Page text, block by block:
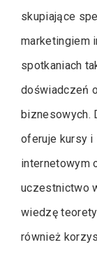
skupiające
marketingiem
spotkaniach
doświadczeń
biznesowych.
oferuje kursy
internetowym
uczestnictwo
wiedzę
również